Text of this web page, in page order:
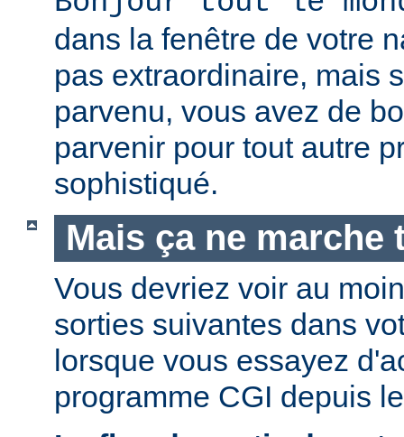
dans la fenêtre de votre
pas extraordinaire, mais
parvenu, vous avez de
parvenir pour tout autre
sophistiqué.
Mais ça ne marche
Vous devriez voir au
sorties suivantes dans
lorsque vous essayez
programme CGI depuis